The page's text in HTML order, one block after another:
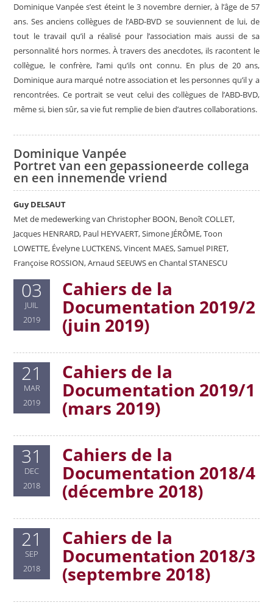
Dominique Vanpée s’est éteint le 3 novembre dernier, à l’âge de 57
ans. Ses anciens collègues de l’ABD-BVD se souviennent de lui, de
tout le travail qu’il a réalisé pour l’association mais aussi de sa
personnalité hors normes. À travers des anecdotes, ils racontent le
collègue, le confrère, l’ami qu’ils ont connu. En plus de 20 ans,
Dominique aura marqué notre association et les personnes qu’il y a
rencontrées. Ce portrait se veut celui des collègues de l’ABD-BVD,
même si, bien sûr, sa vie fut remplie de bien d’autres collaborations.
Dominique Vanpée
Portret van een gepassioneerde collega
en een innemende vriend
Guy DELSAUT
Met de medewerking van Christopher BOON, Benoît COLLET,
Jacques HENRARD, Paul HEYVAERT, Simone JÉRÔME, Toon
LOWETTE, Évelyne LUCTKENS, Vincent MAES, Samuel PIRET,
Françoise ROSSION, Arnaud SEEUWS en Chantal STANESCU
03
JUIL
2019
Cahiers de la
Documentation 2019/2
(juin 2019)
21
MAR
2019
Cahiers de la
Documentation 2019/1
(mars 2019)
31
DEC
2018
Cahiers de la
Documentation 2018/4
(décembre 2018)
21
SEP
2018
Cahiers de la
Documentation 2018/3
(septembre 2018)